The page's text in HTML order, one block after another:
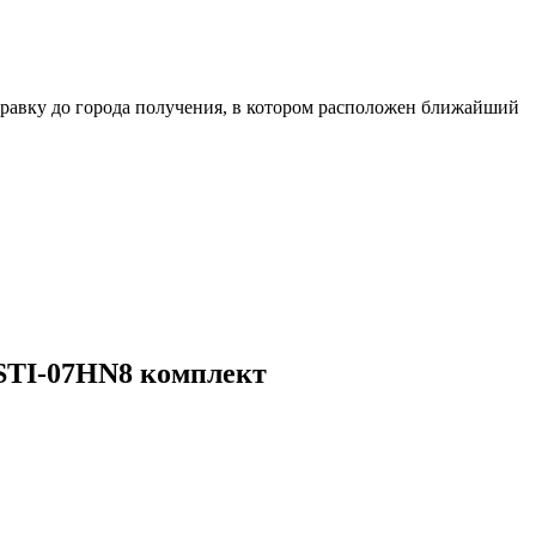
до города получения, в котором расположен ближайший
07HN8 комплект